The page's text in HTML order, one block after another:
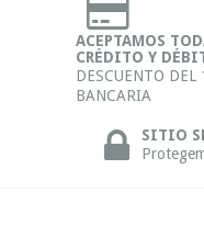
ACEPTAMOS
CRÉDITO Y
DESCUENTO
BANCARIA
SITIO